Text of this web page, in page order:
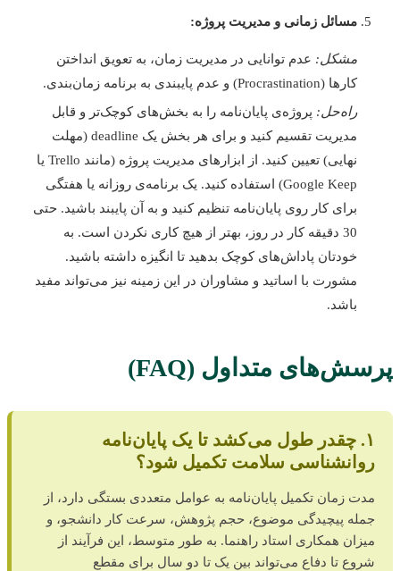
مسائل زمانی و مدیریت پروژه:
مشکل: عدم توانایی در مدیریت زمان، به تعویق انداختن
کارها (Procrastination) و عدم پایبندی به برنامه زمان‌بندی.
راه‌حل: پروژه‌ی پایان‌نامه را به بخش‌های کوچک‌تر و قابل
مدیریت تقسیم کنید و برای هر بخش یک deadline (مهلت
نهایی) تعیین کنید. از ابزارهای مدیریت پروژه (مانند Trello یا
Google Keep) استفاده کنید. یک برنامه‌ی روزانه یا هفتگی
برای کار روی پایان‌نامه تنظیم کنید و به آن پایبند باشید. حتی
30 دقیقه کار در روز، بهتر از هیچ کاری نکردن است. به
خودتان پاداش‌های کوچک بدهید تا انگیزه داشته باشید.
مشورت با اساتید و مشاوران در این زمینه نیز می‌تواند مفید
باشد.
پرسش‌های متداول (FAQ)
۱. چقدر طول می‌کشد تا یک پایان‌نامه
روانشناسی سلامت تکمیل شود؟
مدت زمان تکمیل پایان‌نامه به عوامل متعددی بستگی دارد، از
جمله پیچیدگی موضوع، حجم پژوهش، سرعت کار دانشجو، و
میزان همکاری استاد راهنما. به طور متوسط، این فرآیند از
شروع تا دفاع می‌تواند بین یک تا دو سال برای مقطع